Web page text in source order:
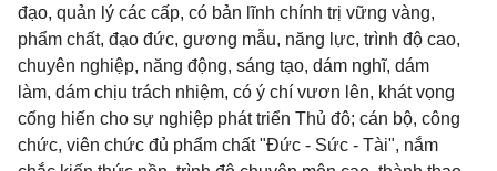
đạo, quản lý các cấp, có bản lĩnh chính trị vững vàng,
phẩm chất, đạo đức, gương mẫu, năng lực, trình độ cao,
chuyên nghiệp, năng động, sáng tạo, dám nghĩ, dám
làm, dám chịu trách nhiệm, có ý chí vươn lên, khát vọng
cống hiến cho sự nghiệp phát triển Thủ đô; cán bộ, công
chức, viên chức đủ phẩm chất "Đức - Sức - Tài", nắm